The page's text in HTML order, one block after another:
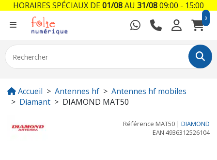
0
Accueil Antennes hf
Antennes hf mobiles
Diamant
DIAMOND MAT50
Référence MAT50 | DIAMOND
EAN 4936312526104
HORAIRES SPÉCIAUX DE01/08AU 31/0809:00 - 15:00